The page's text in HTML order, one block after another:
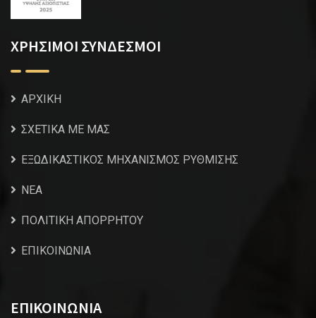
ΧΡΗΣΙΜΟΙ ΣΥΝΔΕΣΜΟΙ
ΑΡΧΙΚΗ
ΣΧΕΤΙΚΑ ΜΕ ΜΑΣ
ΕΞΩΔΙΚΑΣΤΙΚΟΣ ΜΗΧΑΝΙΣΜΟΣ ΡΥΘΜΙΣΗΣ
NEA
ΠΟΛΙΤΙΚΗ ΑΠΟΡΡΗΤΟΥ
ΕΠΙΚΟΙΝΩΝΙΑ
ΕΠΙΚΟΙΝΩΝΙΑ